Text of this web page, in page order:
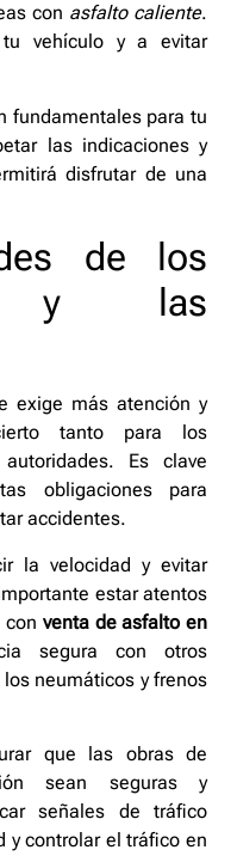
con asfalto caliente.
vehículo y a evitar
fundamentales para tu
las indicaciones y
disfrutar de una
de los
y las
exige más atención y
tanto para los
Es clave
obligaciones para
accidentes.
la velocidad y evitar
estar atentos
con venta de asfalto en
segura con otros
neumáticos y frenos
que las obras de
sean seguras y
señales de tráfico
y controlar el tráfico en